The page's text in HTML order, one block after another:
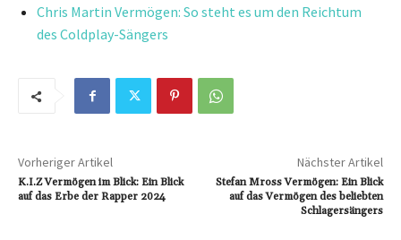
Chris Martin Vermögen: So steht es um den Reichtum
des Coldplay-Sängers
Vorheriger Artikel
K.I.Z Vermögen im Blick: Ein Blick
auf das Erbe der Rapper 2024
Nächster Artikel
Stefan Mross Vermögen: Ein Blick
auf das Vermögen des beliebten
Schlagersängers